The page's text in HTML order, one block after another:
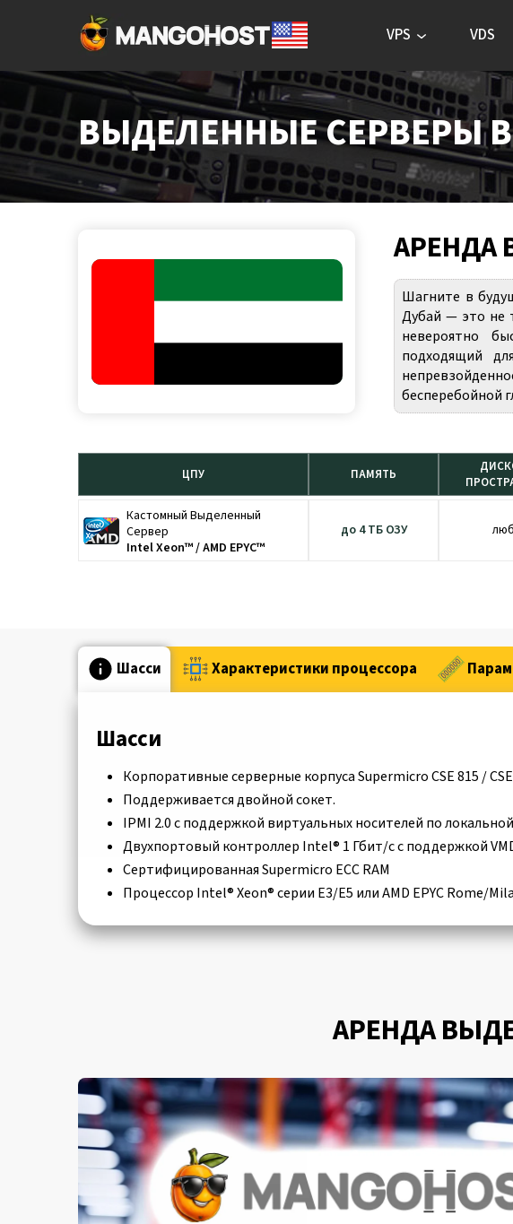
VPS VDS
ВЫДЕЛЕННЫЕ СЕРВЕРЫ
АРЕНДА
Шагните в
Дубай — это не
невероятно
подходящий
бесперебойной
ЦПУ ПАМЯТЬ
Кастомный Выделенный
Сервер
Intel Xeon™ / AMD EPYC™
до 4 ТБ ОЗУ
Шасси Характеристики процессора
Шасси
Корпоративные серверные корпуса Supermicro CSE 815 /
Поддерживается двойной сокет.
IPMI 2.0 с поддержкой виртуальных носителей по
Двухпортовый контроллер Intel® 1 Гбит/с с поддержкой
Сертифицированная Supermicro ECC RAM
Процессор Intel® Xeon® серии E3/E5 или AMD EPYC Rome/
АРЕНДА